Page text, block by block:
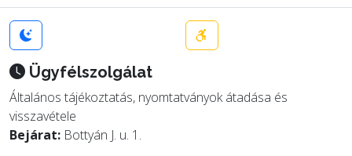
Ügyfélszolgálat
Általános tájékoztatás, nyomtatványok átadása és
visszavétele
Bejárat: Bottyán J. u. 1.